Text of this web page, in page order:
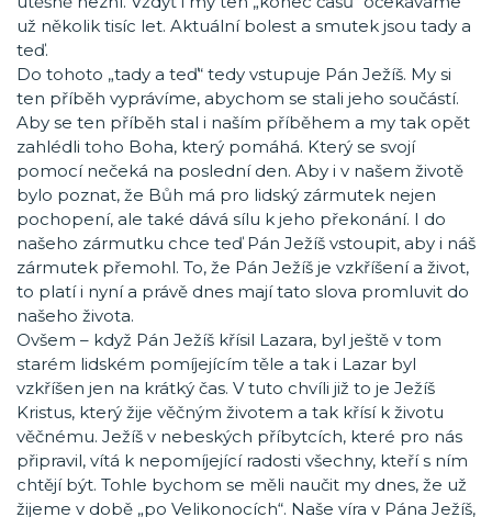
už několik tisíc let. Aktuální bolest a smutek jsou tady a
teď.
Do tohoto „tady a teď“ tedy vstupuje Pán Ježíš. My si
ten příběh vyprávíme, abychom se stali jeho součástí.
Aby se ten příběh stal i naším příběhem a my tak opět
zahlédli toho Boha, který pomáhá. Který se svojí
pomocí nečeká na poslední den. Aby i v našem životě
bylo poznat, že Bůh má pro lidský zármutek nejen
pochopení, ale také dává sílu k jeho překonání. I do
našeho zármutku chce teď Pán Ježíš vstoupit, aby i náš
zármutek přemohl. To, že Pán Ježíš je vzkříšení a život,
to platí i nyní a právě dnes mají tato slova promluvit do
našeho života.
Ovšem – když Pán Ježíš křísil Lazara, byl ještě v tom
starém lidském pomíjejícím těle a tak i Lazar byl
vzkříšen jen na krátký čas. V tuto chvíli již to je Ježíš
Kristus, který žije věčným životem a tak křísí k životu
věčnému. Ježíš v nebeských příbytcích, které pro nás
připravil, vítá k nepomíjející radosti všechny, kteří s ním
chtějí být. Tohle bychom se měli naučit my dnes, že už
žijeme v době „po Velikonocích“. Naše víra v Pána Ježíš,